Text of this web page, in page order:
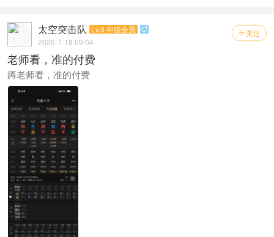
 关注
太空突击队 Lv.3 中级会员 
2026-7-18 09:04
老师看，准的付费
蹲老师看，准的付费